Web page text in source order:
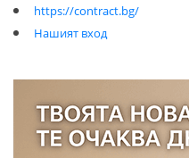
https://contract.bg/
Нашият вход